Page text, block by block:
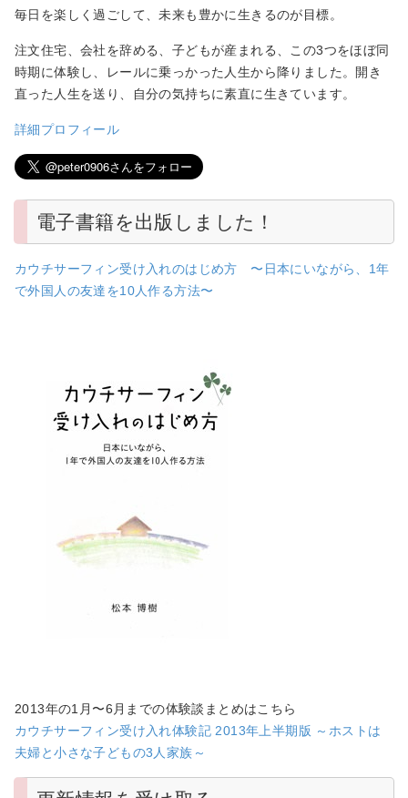
毎日を楽しく過ごして、未来も豊かに生きるのが目標。
注文住宅、会社を辞める、子どもが産まれる、この3つをほぼ同
時期に体験し、レールに乗っかった人生から降りました。開き
直った人生を送り、自分の気持ちに素直に生きています。
詳細プロフィール
電子書籍を出版しました！
カウチサーフィン受け入れのはじめ方 〜日本にいながら、1年
で外国人の友達を10人作る方法〜
2013年の1月〜6月までの体験談まとめはこちら
カウチサーフィン受け入れ体験記 2013年上半期版 ～ホストは
夫婦と小さな子どもの3人家族～